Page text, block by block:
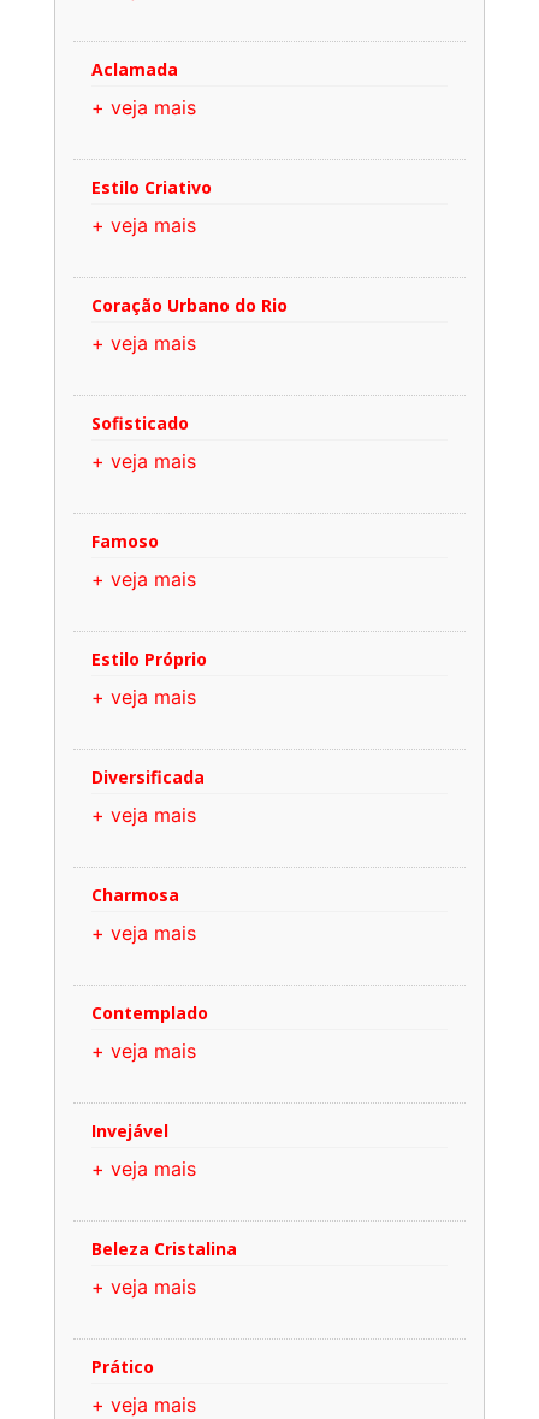
Aclamada
+ veja mais
Estilo Criativo
+ veja mais
Coração Urbano do Rio
+ veja mais
Sofisticado
+ veja mais
Famoso
+ veja mais
Estilo Próprio
+ veja mais
Diversificada
+ veja mais
Charmosa
+ veja mais
Contemplado
+ veja mais
Invejável
+ veja mais
Beleza Cristalina
+ veja mais
Prático
+ veja mais